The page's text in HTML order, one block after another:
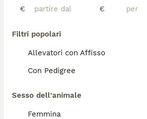
€
€
Filtri popolari
Allevatori con Affisso
Con Pedigree
Sesso dell'animale
Femmina